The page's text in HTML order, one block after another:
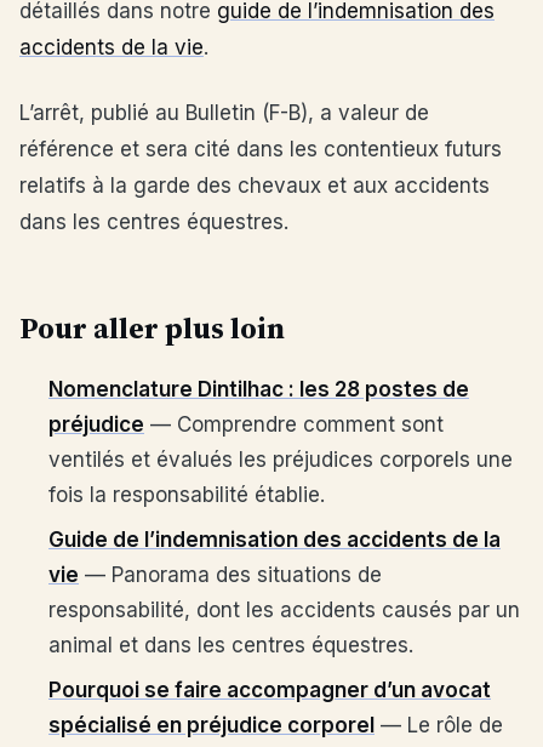
détaillés dans notre guide de l’indemnisation des
accidents de la vie.
L’arrêt, publié au Bulletin (F-B), a valeur de
référence et sera cité dans les contentieux futurs
relatifs à la garde des chevaux et aux accidents
dans les centres équestres.
Pour aller plus loin
Nomenclature Dintilhac : les 28 postes de
préjudice — Comprendre comment sont
ventilés et évalués les préjudices corporels une
fois la responsabilité établie.
Guide de l’indemnisation des accidents de la
vie — Panorama des situations de
responsabilité, dont les accidents causés par un
animal et dans les centres équestres.
Pourquoi se faire accompagner d’un avocat
spécialisé en préjudice corporel — Le rôle de